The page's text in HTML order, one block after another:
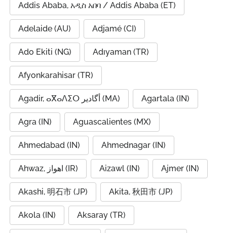
Addis Ababa, አዲስ አበባ / Addis Ababa (ET)
Adelaide (AU) Adjamé (CI)
Ado Ekiti (NG) Adıyaman (TR)
Afyonkarahisar (TR)
Agadir, ⴰⴳⴰⴷⵉⵔ أگادیر (MA) Agartala (IN)
Agra (IN) Aguascalientes (MX)
Ahmedabad (IN) Ahmednagar (IN)
Ahwaz, اهواز (IR) Aizawl (IN) Ajmer (IN)
Akashi, 明石市 (JP) Akita, 秋田市 (JP)
Akola (IN) Aksaray (TR)